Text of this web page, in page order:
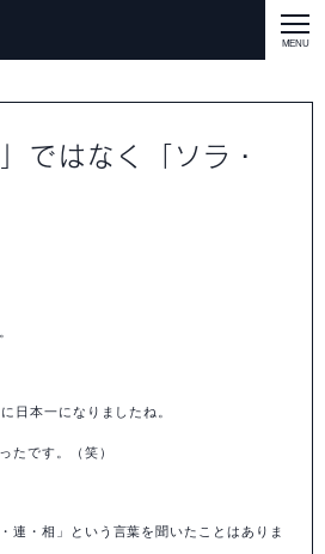
ではなく「ソラ・
日本一になりましたね。
たです。（笑）
連・相」という言葉を聞いたことはありま